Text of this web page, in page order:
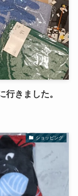
きました。
ショッピング